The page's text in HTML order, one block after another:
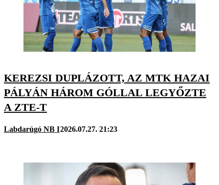
KEREZSI DUPLÁZOTT, AZ MTK HAZAI
PÁLYÁN HÁROM GÓLLAL LEGYŐZTE
A ZTE-T
Labdarúgó NB I2026.07.27. 21:23